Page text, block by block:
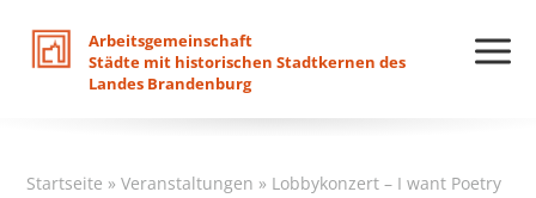
Arbeitsgemeinschaft
Städte mit historischen Stadtkernen des
Landes Brandenburg
Startseite »Veranstaltungen » Lobbykonzert – I want Poetry